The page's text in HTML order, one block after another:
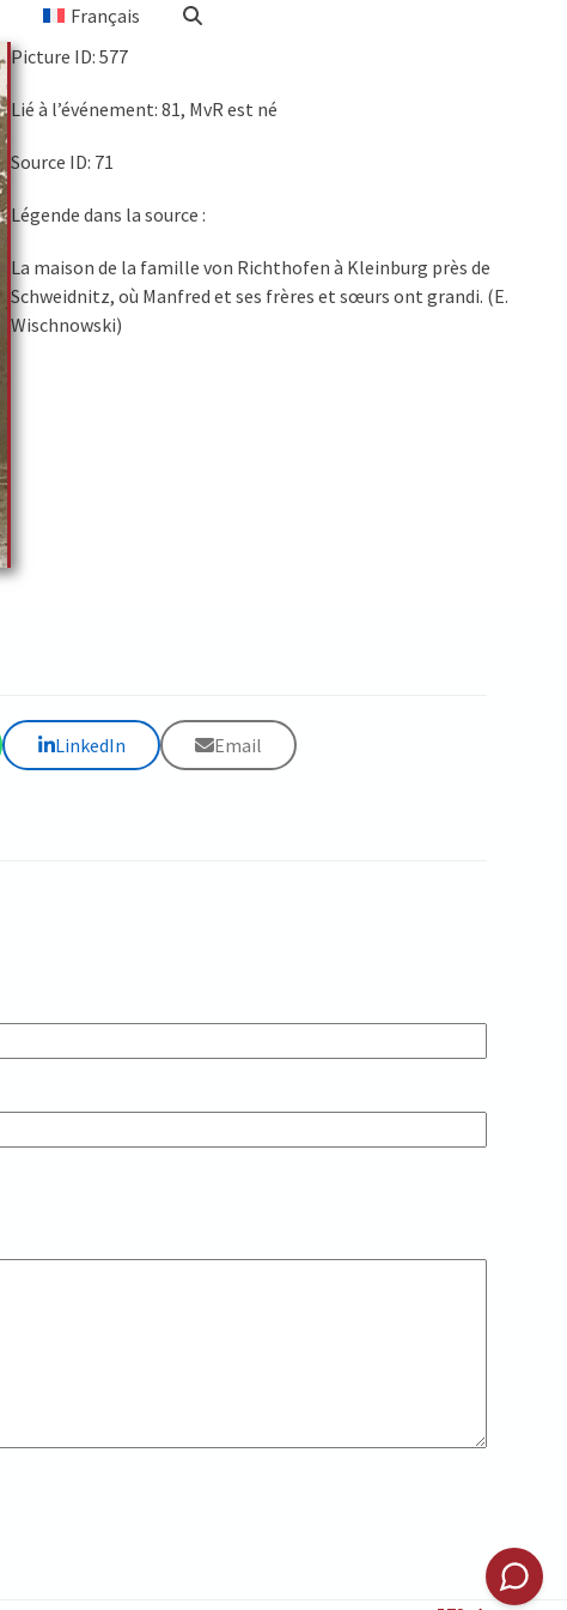
Français
Picture ID: 577
Lié à l’événement: 81, MvR est né
Source ID: 71
Légende dans la source :
La maison de la famille von Richthofen à Kleinburg près de
Schweidnitz, où Manfred et ses frères et sœurs ont grandi. (E.
Wischnowski)
LinkedIn Email